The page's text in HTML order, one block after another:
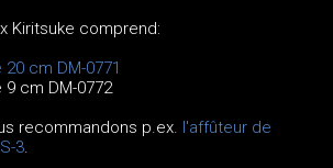
Kiritsuke comprend:
cm DM-0771
9 cm DM-0772
recommandons p.ex. l'affûteur de
3.